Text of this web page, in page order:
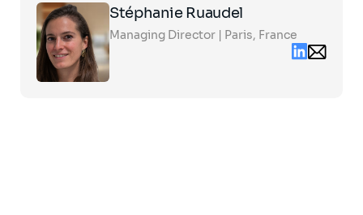
Stéphanie Ruaudel
Managing Director | Paris, France
Linkedin
Email
contact
Click
on
the
card
to
see
full